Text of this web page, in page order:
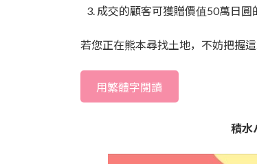
成交的顧客可獲贈價值50萬日圓
若您正在熊本尋找土地，不妨把握這
用繁體字閱讀
積水